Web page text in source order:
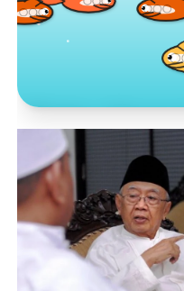
Toko
KLIK / SENTUH UNTUK